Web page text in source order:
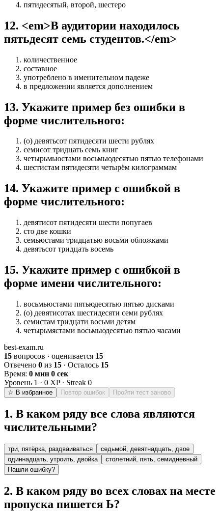
пятидесятый, второй, шестеро
12. <em>В аудитории находилось
пятьдесят семь студентов.</em>
количественное
составное
употреблено в именительном падеже
в предложении является дополнением
13. Укажите пример без ошибки в
форме числительного:
(о) девятьсот пятидесяти шести рублях
семисот тридцать семь книг
четырьмьюстами восьмьюдесятью пятью телефонами
шестистам пятидесяти четырём килограммам
14. Укажите пример с ошибкой в
форме числительного:
девятисот пятидесяти шести попугаев
сто две кошки
семьюстами тридцатью восьми обложками
девятьсот тридцать восемь
15. Укажите пример с ошибкой в
форме имени числительного:
восьмьюстами пятьюдесятью пятью дисками
(о) девятисотах шестидесяти семи рублях
семистам тридцати восьми детям
четырьмястами восьмьюдесятью пятью часами
best-exam.ru
15 вопросов · оценивается 15
Отвечено 0 из 15 · Осталось 15
Время: 0 мин 0 сек
Уровень 1 · 0 XP · Streak 0
☆ В избранное Повтор ошибок Пройти тест заново
1. В каком ряду все слова являются
числительными?
три, пятёрка, раздваиваться
седьмой, девятнадцать, двое
одиннадцать, утроить, двойка
столетний, пять, семидневный
Нашли ошибку?
2. В каком ряду во всех словах на месте
пропуска пишется Ь?